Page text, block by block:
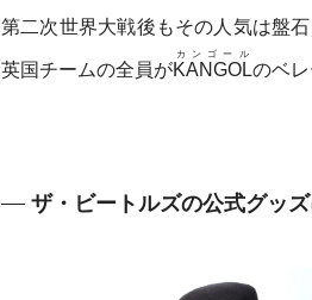
第二次世界大戦後もその人気は盤
英国チームの全員がKANGOL
カンゴール
のベ
ザ・ビートルズの公式グッ